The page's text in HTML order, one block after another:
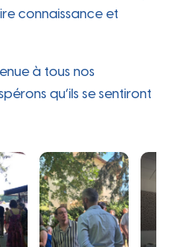
connaissance et
à tous nos
qu’ils se sentiront